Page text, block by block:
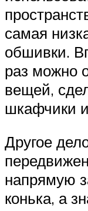
самая
обшивки.
раз можно
вещей,
шкафчики
Другое
напрямую
конька, а